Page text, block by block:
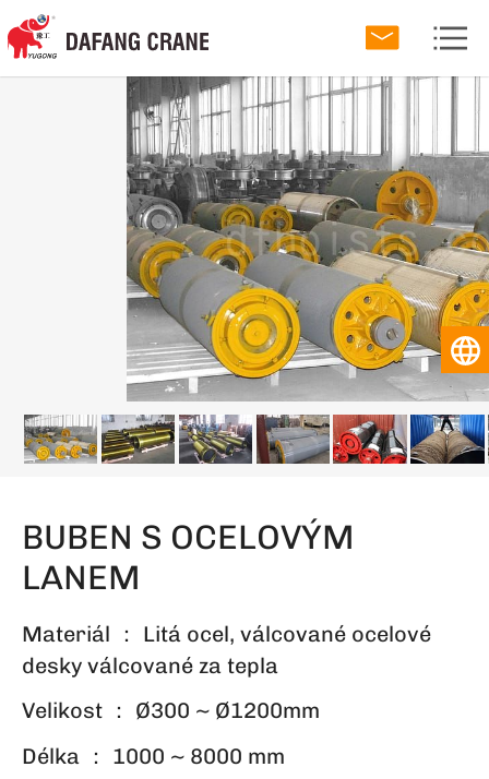
BUBEN S OCELOVÝM
LANEM
Materiál ： Litá ocel, válcované ocelové
desky válcované za tepla
Velikost ： Ø300 ~ Ø1200mm
Délka ： 1000 ~ 8000 mm